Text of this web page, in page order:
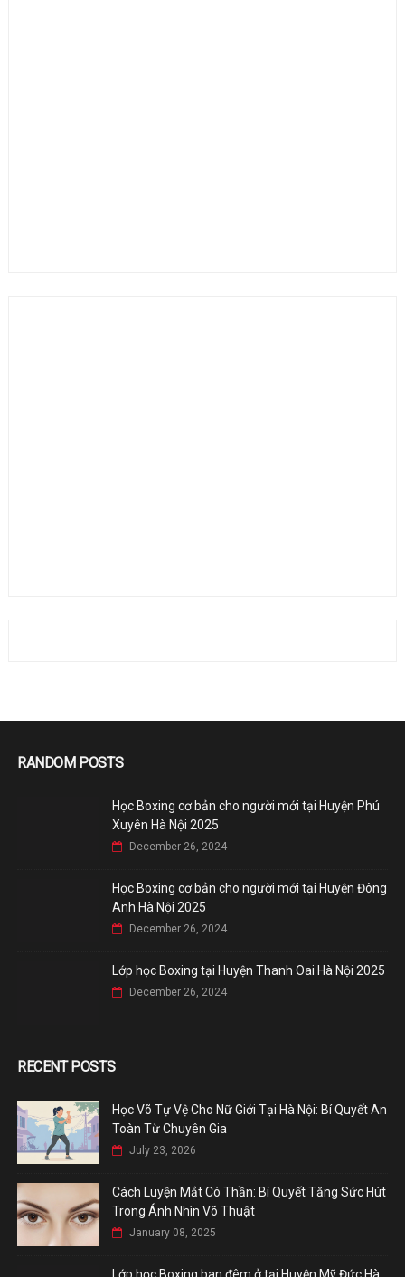
RANDOM POSTS
Học Boxing cơ bản cho người mới tại Huyện Phú
Xuyên Hà Nội 2025
December 26, 2024
Học Boxing cơ bản cho người mới tại Huyện Đông
Anh Hà Nội 2025
December 26, 2024
Lớp học Boxing tại Huyện Thanh Oai Hà Nội 2025
December 26, 2024
RECENT POSTS
Học Võ Tự Vệ Cho Nữ Giới Tại Hà Nội: Bí Quyết An
Toàn Từ Chuyên Gia
July 23, 2026
Cách Luyện Mắt Có Thần: Bí Quyết Tăng Sức Hút
Trong Ánh Nhìn Võ Thuật
January 08, 2025
Lớp học Boxing ban đêm ở tại Huyện Mỹ Đức Hà